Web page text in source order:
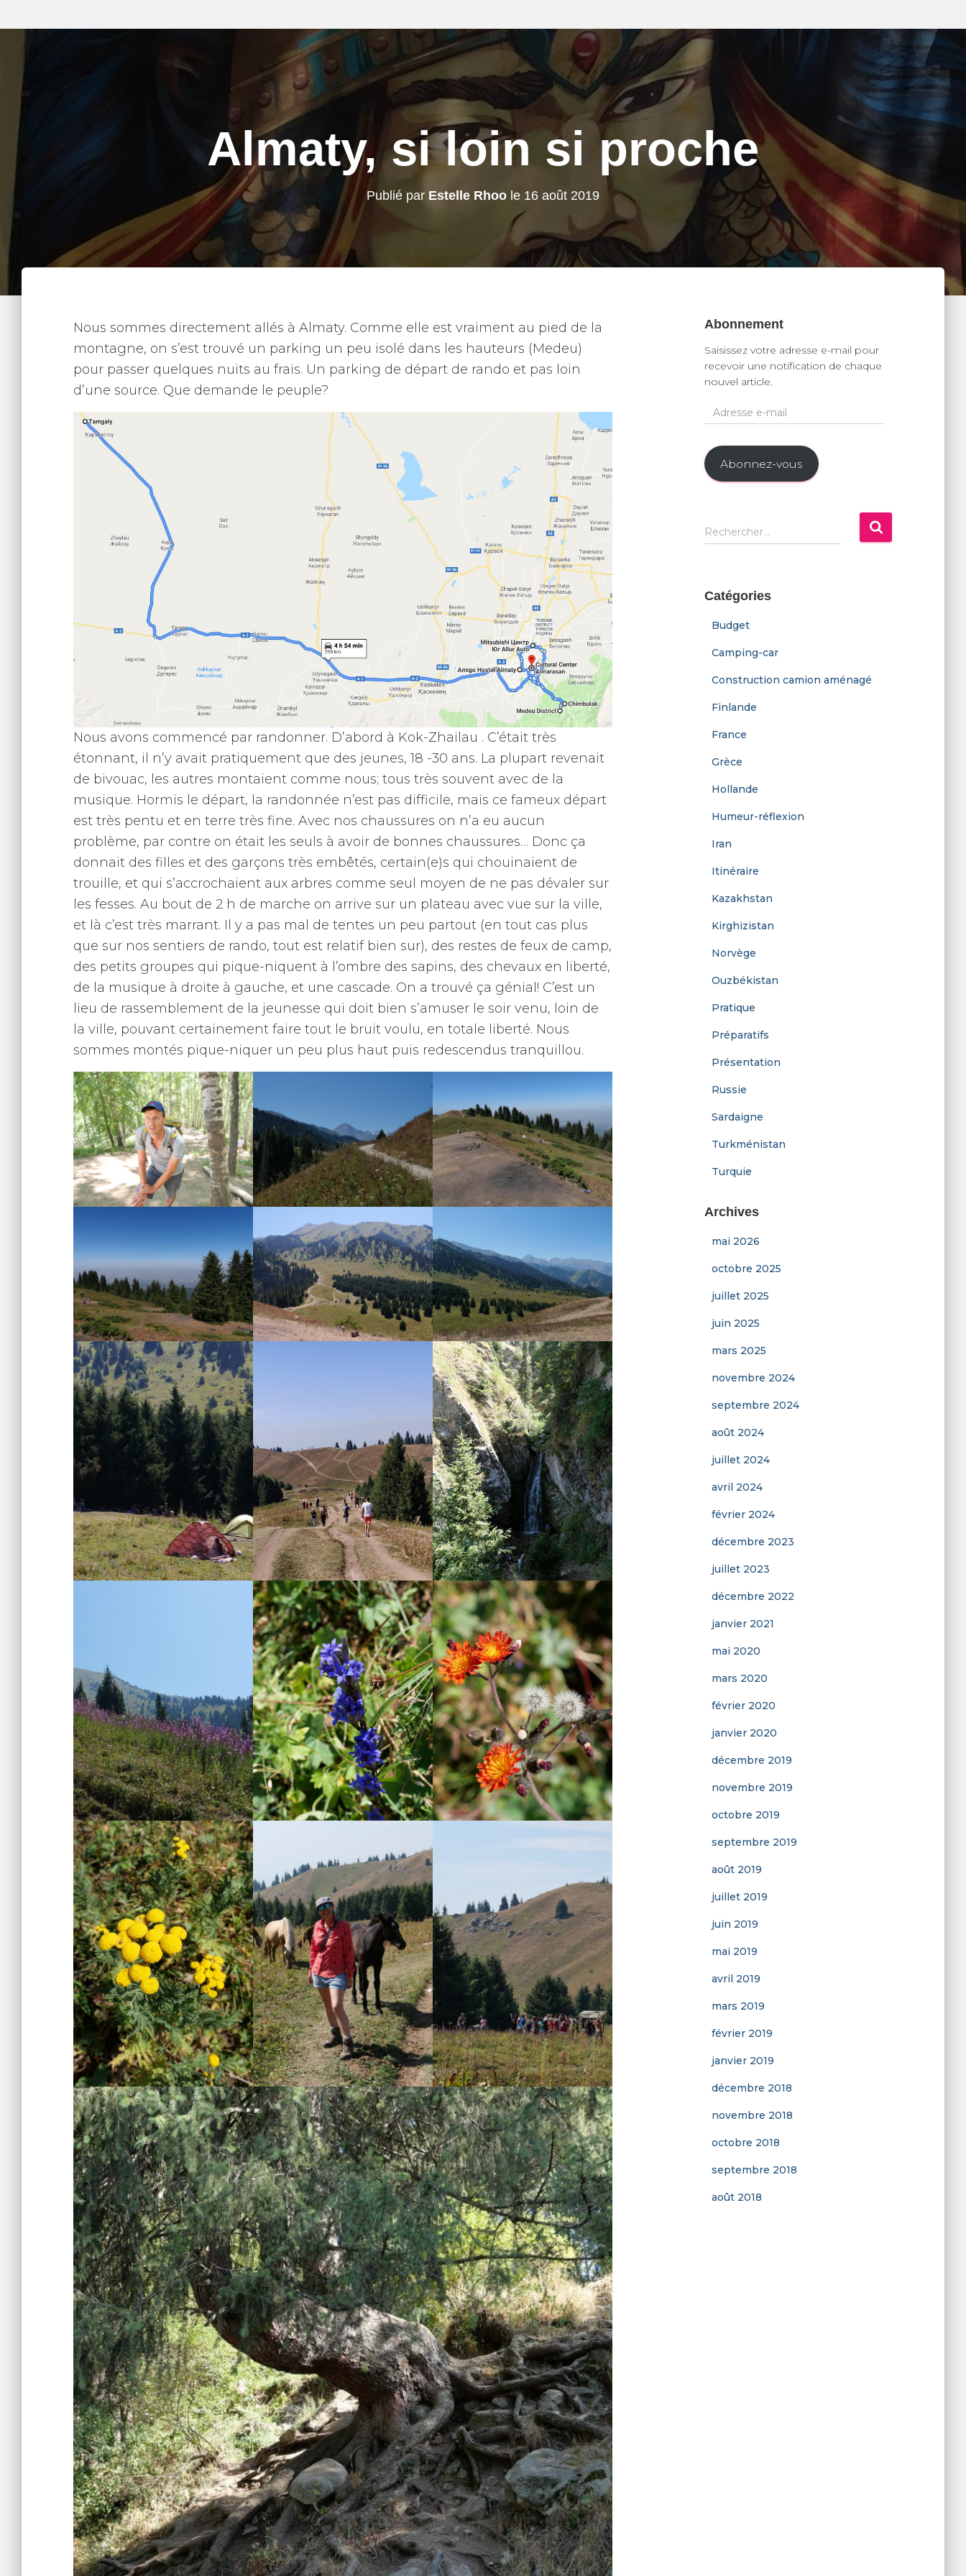
Almaty, si loin si proche
Publié par Estelle Rhoo le 16 août 2019
Nous sommes directement allés à Almaty. Comme elle est vraiment au pied de la
montagne, on s’est trouvé un parking un peu isolé dans les hauteurs (Medeu)
pour passer quelques nuits au frais. Un parking de départ de rando et pas loin
d’une source. Que demande le peuple?
Nous avons commencé par randonner. D’abord à Kok-Zhailau . C’était très
étonnant, il n’y avait pratiquement que des jeunes, 18 -30 ans. La plupart revenait
de bivouac, les autres montaient comme nous; tous très souvent avec de la
musique. Hormis le départ, la randonnée n’est pas difficile, mais ce fameux départ
est très pentu et en terre très fine. Avec nos chaussures on n’a eu aucun
problème, par contre on était les seuls à avoir de bonnes chaussures… Donc ça
donnait des filles et des garçons très embêtés, certain(e)s qui chouinaient de
trouille, et qui s’accrochaient aux arbres comme seul moyen de ne pas dévaler sur
les fesses. Au bout de 2 h de marche on arrive sur un plateau avec vue sur la ville,
et là c’est très marrant. Il y a pas mal de tentes un peu partout (en tout cas plus
que sur nos sentiers de rando, tout est relatif bien sur), des restes de feux de camp,
des petits groupes qui pique-niquent à l’ombre des sapins, des chevaux en liberté,
de la musique à droite à gauche, et une cascade. On a trouvé ça génial! C’est un
lieu de rassemblement de la jeunesse qui doit bien s’amuser le soir venu, loin de
la ville, pouvant certainement faire tout le bruit voulu, en totale liberté. Nous
sommes montés pique-niquer un peu plus haut puis redescendus tranquillou.
Abonnement
Saisissez votre adresse e-mail pour
recevoir une notification de chaque
nouvel article.
d
e
s
-
l
Abonnez-vous
R
e
r
Rechercher…
Catégories
Budget
Camping-car
Construction camion aménagé
Finlande
France
Grèce
Hollande
Humeur-réflexion
Iran
Itinéraire
Kazakhstan
Kirghizistan
Norvège
Ouzbékistan
Pratique
Préparatifs
Présentation
Russie
Sardaigne
Turkménistan
Turquie
Archives
mai 2026
octobre 2025
juillet 2025
juin 2025
mars 2025
novembre 2024
septembre 2024
août 2024
juillet 2024
avril 2024
février 2024
décembre 2023
juillet 2023
décembre 2022
janvier 2021
mai 2020
mars 2020
février 2020
janvier 2020
décembre 2019
novembre 2019
octobre 2019
septembre 2019
août 2019
juillet 2019
juin 2019
mai 2019
avril 2019
mars 2019
février 2019
janvier 2019
décembre 2018
novembre 2018
octobre 2018
septembre 2018
août 2018